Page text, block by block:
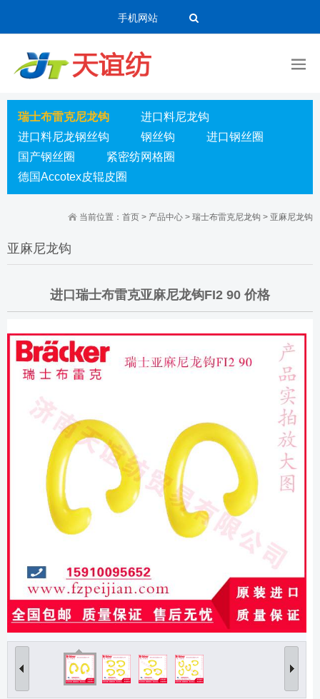
手机网站
瑞士布雷克尼龙钩
进口料尼龙钩
进口料尼龙钢丝钩
钢丝钩
进口钢丝圈
国产钢丝圈
紧密纺网格圈
德国Accotex皮辊皮圈
当前位置： 首页 > 产品中心 > 瑞士布雷克尼龙钩 > 亚麻尼龙钩
亚麻尼龙钩
进口瑞士布雷克亚麻尼龙钩FI2 90 价格